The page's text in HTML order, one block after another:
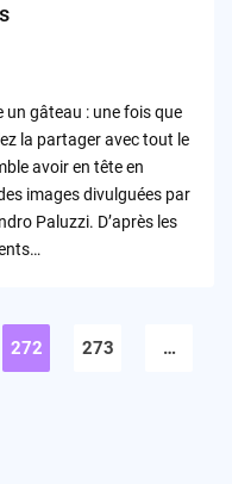
un gâteau : une fois que
la partager avec tout le
avoir en tête en
images divulguées par
Paluzzi. D’après les
272 273 …